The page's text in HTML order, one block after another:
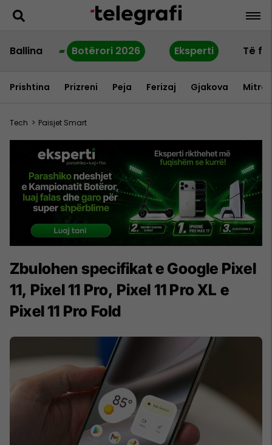
Ballina Botërori 2026 Eksperti Të
Prishtina Prizreni Peja Ferizaj Gjakova
Tech > Paisjet Smart
Zbulohen specifikat e Google Pixel
11, Pixel 11 Pro, Pixel 11 Pro XL e
Pixel 11 Pro Fold